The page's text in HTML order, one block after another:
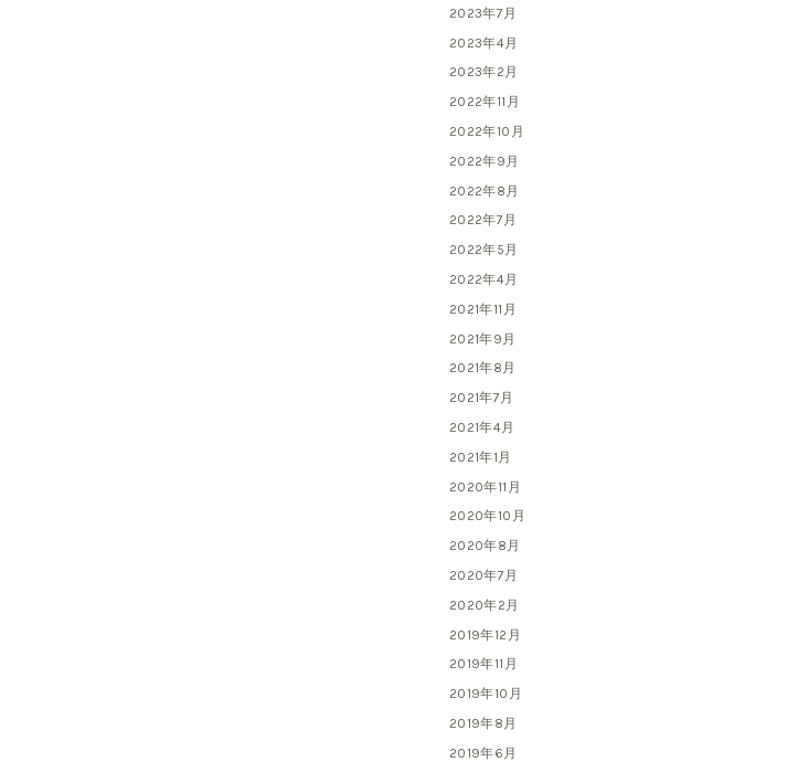
2023年7月
2023年4月
2023年2月
2022年11月
2022年10月
2022年9月
2022年8月
2022年7月
2022年5月
2022年4月
2021年11月
2021年9月
2021年8月
2021年7月
2021年4月
2021年1月
2020年11月
2020年10月
2020年8月
2020年7月
2020年2月
2019年12月
2019年11月
2019年10月
2019年8月
2019年6月